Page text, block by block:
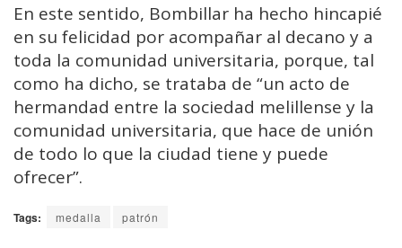
En este sentido, Bombillar ha hecho hincapié
en su felicidad por acompañar al decano y a
toda la comunidad universitaria, porque, tal
como ha dicho, se trataba de “un acto de
hermandad entre la sociedad melillense y la
comunidad universitaria, que hace de unión
de todo lo que la ciudad tiene y puede
ofrecer”.
Tags: medalla patrón